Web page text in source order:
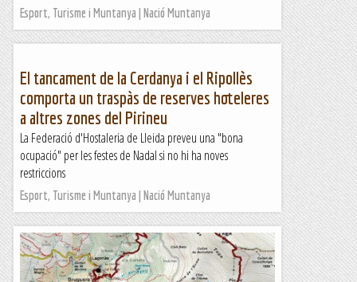
Esport, Turisme i Muntanya | Nació Muntanya
El tancament de la Cerdanya i el Ripollès
comporta un traspàs de reserves hoteleres
a altres zones del Pirineu
La Federació d'Hostaleria de Lleida preveu una "bona
ocupació" per les festes de Nadal si no hi ha noves
restriccions
Esport, Turisme i Muntanya | Nació Muntanya